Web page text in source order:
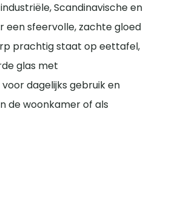
Scandinavische en
een sfeervolle, zachte gloed
prachtig staat op eettafel,
glas met
dagelijks gebruik en
de woonkamer of als